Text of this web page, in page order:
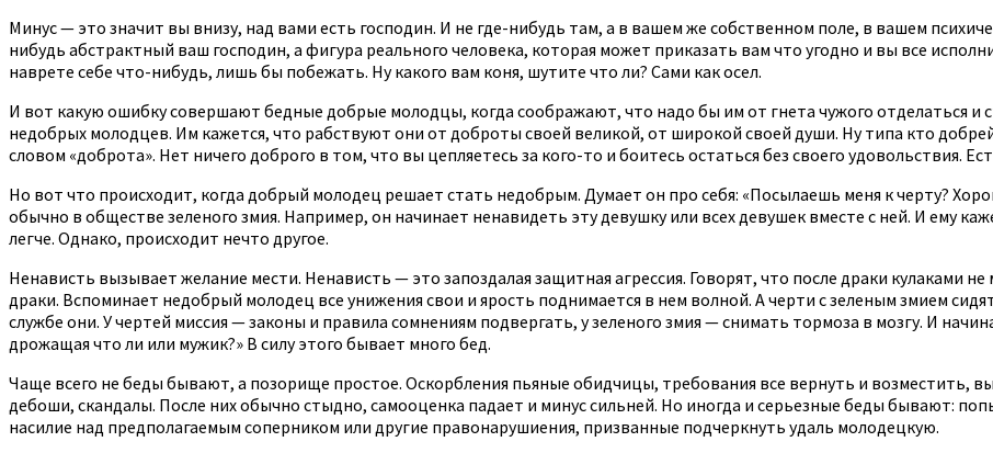
Минус — это значит вы внизу, над вами есть господин. И не где-нибудь там, а в вашем же собственном поле, в вашем
нибудь абстрактный ваш господин, а фигура реального человека, которая может приказать вам что угодно и вы все
наврете себе что-нибудь, лишь бы побежать. Ну какого вам коня, шутите что ли? Сами как осел.
И вот какую ошибку совершают бедные добрые молодцы, когда соображают, что надо бы им от гнета чужого отделаться
недобрых молодцев. Им кажется, что рабствуют они от доброты своей великой, от широкой своей души. Ну типа кто
словом «доброта». Нет ничего доброго в том, что вы цепляетесь за кого-то и боитесь остаться без своего удовольствия.
Но вот что происходит, когда добрый молодец решает стать недобрым. Думает он про себя: «Посылаешь меня к черту?
обычно в обществе зеленого змия. Например, он начинает ненавидеть эту девушку или всех девушек вместе с ней. И ему
легче. Однако, происходит нечто другое.
Ненависть вызывает желание мести. Ненависть — это запоздалая защитная агрессия. Говорят, что после драки кулаками
драки. Вспоминает недобрый молодец все унижения свои и ярость поднимается в нем волной. А черти с зеленым змием
службе они. У чертей миссия — законы и правила сомнениям подвергать, у зеленого змия — снимать тормоза в мозгу. И
дрожащая что ли или мужик?» В силу этого бывает много бед.
Чаще всего не беды бывают, а позорище простое. Оскорбления пьяные обидчицы, требования все вернуть и возместить,
дебоши, скандалы. После них обычно стыдно, самооценка падает и минус сильней. Но иногда и серьезные беды бывают:
насилие над предполагаемым соперником или другие правонарушиения, призванные подчеркнуть удаль молодецкую.